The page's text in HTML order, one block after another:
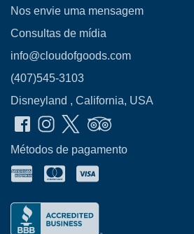
Nos envie uma mensagem
Consultas de mídia
info@cloudofgoods.com
(407)545-3103
Disneyland , California, USA
Métodos de pagamento